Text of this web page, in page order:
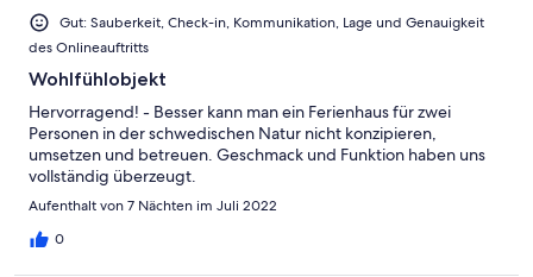
Gut: Sauberkeit, Check-in, Kommunikation, Lage und Genauigkeit
des Onlineauftritts
Wohlfühlobjekt
Hervorragend! - Besser kann man ein Ferienhaus für zwei
Personen in der schwedischen Natur nicht konzipieren,
umsetzen und betreuen. Geschmack und Funktion haben uns
vollständig überzeugt.
Aufenthalt von 7 Nächten im Juli 2022
0